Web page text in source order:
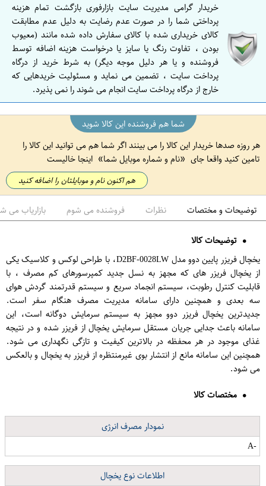
خریدار گرامی مدیریت سایت بازارفوری بازگشت تمام هزینه
پرداختی شما را در صورت عدم رضایت به دلیل عدم مطابقت
کالای خریداری شده با کالای سفارش داده شده مانند (معیوب
بودن ، تفاوت رنگ یا سایز یا درخواست هزینه اضافه توسط
فروشنده و یا هر دلیل موجه دیگر) به شرط خرید از درگاه
پرداخت سایت ، تضمین می نماید و مسئولیت خریدهایی که
خارج از درگاه پرداخت سایت انجام می شوند را نمی پذیرد.
شما هم فروشنده این کالا شوید
هر روزه صدها خریدار این کالا را می بینند اگر شما هم می توانید این کالا را
تامین کنید واقعا جای
نام و شماره موبایل شما اینجا خالیست
هم اکنون نام و موبایلتان را اضافه کنید
توضیحات و مختصات نظرات فروشنده می شوم بازاریاب می
توضیحات کالا
یخچال فریزر پایین دوو مدل D2BF-0028LW، با طراحی لوکس و کلاسیک یکی
از یخچال فریزر های که مجهز به نسل جدید کمپرسورهای کم مصرف ، با
قابلیت کنترل رطوبت، سیستم انجماد سریع و سیستم قدرتمند گردش هوای
سه بعدی و همچنین دارای سامانه مدیریت مصرف هنگام سفر است.
جدیدترین یخچال فریزر دوو مجهز به سیستم سرمایش دوگانه است، این
سامانه باعث جدایی جریان مستقل سرمایش یخچال از فریزر شده و در نتیجه
غذای موجود در هر محفظه در بالاترین کیفیت و تازگی نگهداری می شود.
همچنین این سامانه مانع از انتشار بوی غیرمنتظره از فریزر به یخچال و بالعکس
می شود.
مختصات کالا
نمودار مصرف انرژی
-A
اطلاعات نوع یخچال